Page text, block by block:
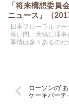
「将来構想委員
ニュース』（
日本フローラルマ
長い間、大幅に理事
事情は多々あるのだ
いつしか仕事がル
ローソンの”
ケーキパーテ